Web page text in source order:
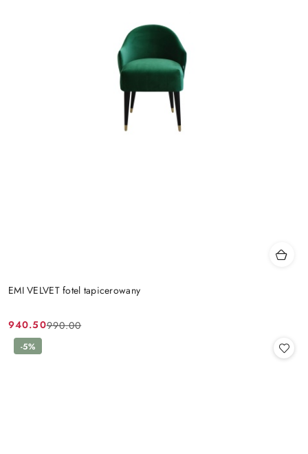
EMI VELVET fotel tapicerowany
Cena
promocyjna:
940.50
Cena
przed
990.00
-5%